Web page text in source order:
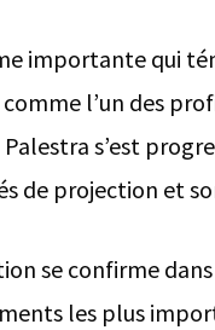
importante qui
l’un des
s’est
de projection et
se confirme
les plus